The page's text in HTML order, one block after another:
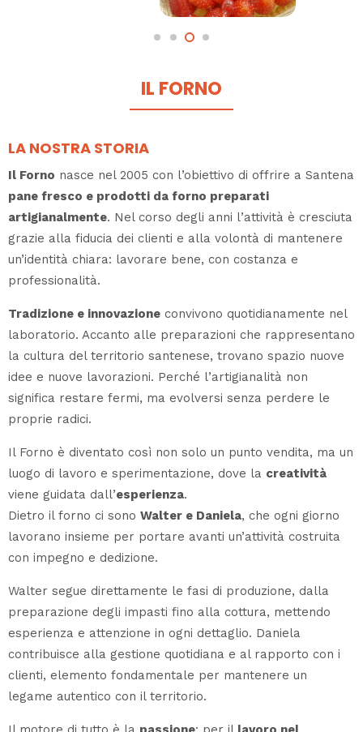
IL FORNO
LA NOSTRA STORIA
Il Forno nasce nel 2005 con l’obiettivo di offrire a Santena
pane fresco e prodotti da forno preparati
artigianalmente. Nel corso degli anni l’attività è cresciuta
grazie alla fiducia dei clienti e alla volontà di mantenere
un’identità chiara: lavorare bene, con costanza e
professionalità.
Tradizione e innovazione convivono quotidianamente nel
laboratorio. Accanto alle preparazioni che rappresentano
la cultura del territorio santenese, trovano spazio nuove
idee e nuove lavorazioni. Perché l’artigianalità non
significa restare fermi, ma evolversi senza perdere le
proprie radici.
Il Forno è diventato così non solo un punto vendita, ma un
luogo di lavoro e sperimentazione, dove la creatività
viene guidata dall’esperienza.
Dietro il forno ci sono Walter e Daniela, che ogni giorno
lavorano insieme per portare avanti un’attività costruita
con impegno e dedizione.
Walter segue direttamente le fasi di produzione, dalla
preparazione degli impasti fino alla cottura, mettendo
esperienza e attenzione in ogni dettaglio. Daniela
contribuisce alla gestione quotidiana e al rapporto con i
clienti, elemento fondamentale per mantenere un
legame autentico con il territorio.